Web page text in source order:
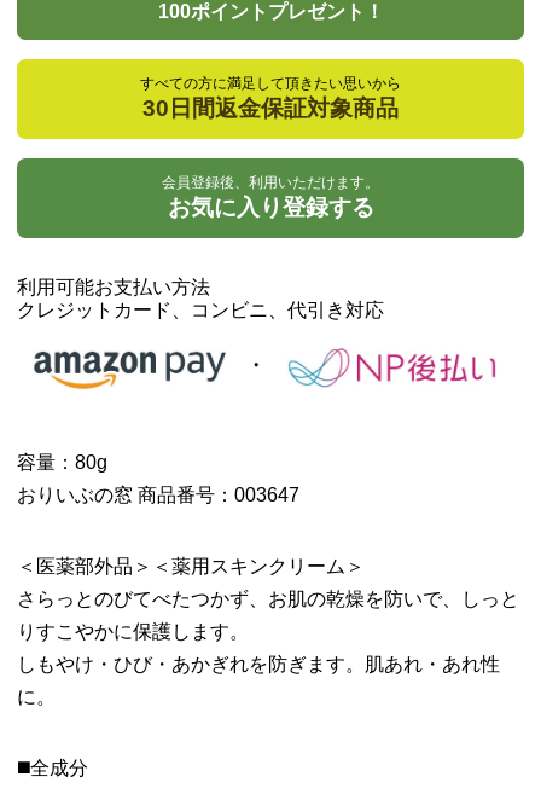
100ポイントプレゼント！
すべての方に満足して頂きたい思いから
30日間返金保証対象商品
会員登録後、利用いただけます。
お気に入り登録する
利用可能お支払い方法
クレジットカード、コンビニ、代引き対応
容量：80g
おりいぶの窓 商品番号：003647
＜医薬部外品＞＜薬用スキンクリーム＞
さらっとのびてべたつかず、お肌の乾燥を防いで、しっと
りすこやかに保護します。
しもやけ・ひび・あかぎれを防ぎます。肌あれ・あれ性
に。
◼️全成分